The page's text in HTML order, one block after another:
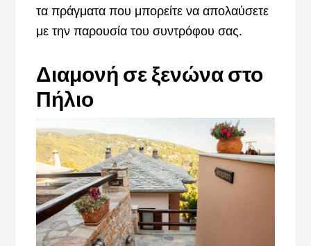
τα πράγματα που μπορείτε να απολαύσετε
με την παρουσία του συντρόφου σας.
Διαμονή σε ξενώνα στο
Πήλιο